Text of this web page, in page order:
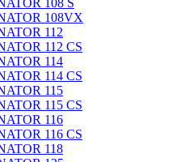
108 S
108VX
112
112 CS
114
114 CS
115
115 CS
116
116 CS
118